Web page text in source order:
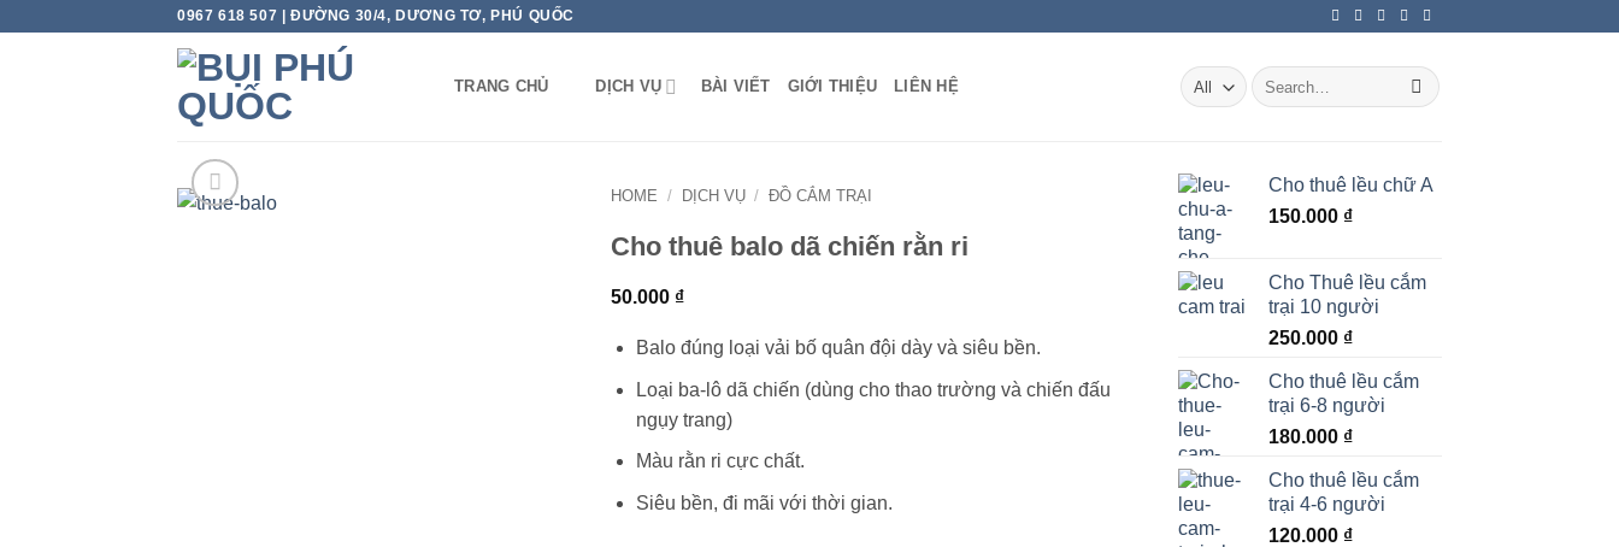
0967 618 507 | ĐƯỜNG 30/4, DƯƠNG TƠ, PHÚ QUỐC
TRANG CHỦ DỊCH VỤ BÀI VIẾT GIỚI THIỆU LIÊN HỆ
Search
for:
HOME / DỊCH VỤ / ĐỒ CẮM TRẠI
Cho thuê balo dã chiến rằn ri
50.000 ₫
Balo đúng loại vải bố quân đội dày và siêu bền.
Loại ba-lô dã chiến (dùng cho thao trường và chiến đấu
ngụy trang)
Màu rằn ri cực chất.
Siêu bền, đi mãi với thời gian.
Cho thuê lều chữ A
150.000 ₫
Cho Thuê lều cắm
trại 10 người
250.000 ₫
Cho thuê lều cắm
trại 6-8 người
180.000 ₫
Cho thuê lều cắm
trại 4-6 người
120.000 ₫